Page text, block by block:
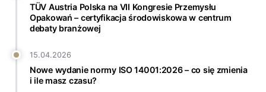
TÜV Austria Polska na VII Kongresie Przemysłu
Opakowań – certyfikacja środowiskowa w centrum
debaty branżowej
15.04.2026
Nowe wydanie normy ISO 14001:2026 – co się zmienia
i ile masz czasu?